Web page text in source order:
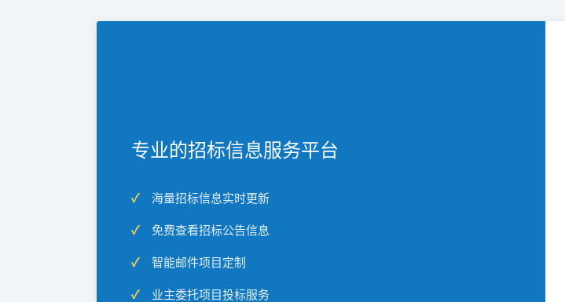
专业的招标信息服务平台
海量招标信息实时更新
免费查看招标公告信息
智能邮件项目定制
业主委托项目投标服务